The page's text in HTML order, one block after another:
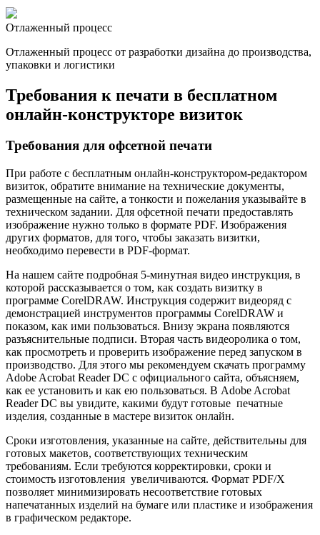
Отлаженный процесс
Отлаженный процесс от разработки дизайна до производства,
упаковки и логистики
Требования к печати в бесплатном
онлайн-конструкторе визиток
Требования для офсетной печати
При работе с бесплатным онлайн-конструктором-редактором
визиток, обратите внимание на технические документы,
размещенные на сайте, а тонкости и пожелания указывайте в
техническом задании. Для офсетной печати предоставлять
изображение нужно только в формате PDF. Изображения
других форматов, для того, чтобы заказать визитки,
необходимо перевести в PDF-формат.
На нашем сайте подробная 5-минутная видео инструкция, в
которой рассказывается о том, как создать визитку в
программе CorelDRAW. Инструкция содержит видеоряд с
демонстрацией инструментов программы CorelDRAW и
показом, как ими пользоваться. Внизу экрана появляются
разъяснительные подписи. Вторая часть видеоролика о том,
как просмотреть и проверить изображение перед запуском в
производство. Для этого мы рекомендуем скачать программу
Adobe Acrobat Reader DC с официального сайта, объясняем,
как ее установить и как ею пользоваться. В Adobe Acrobat
Reader DC вы увидите, какими будут готовые печатные
изделия, созданные в мастере визиток онлайн.
Сроки изготовления, указанные на сайте, действительны для
готовых макетов, соответствующих техническим
требованиям. Если требуются корректировки, сроки и
стоимость изготовления увеличиваются. Формат PDF/X
позволяет минимизировать несоответствие готовых
напечатанных изделий на бумаге или пластике и изображения
в графическом редакторе.